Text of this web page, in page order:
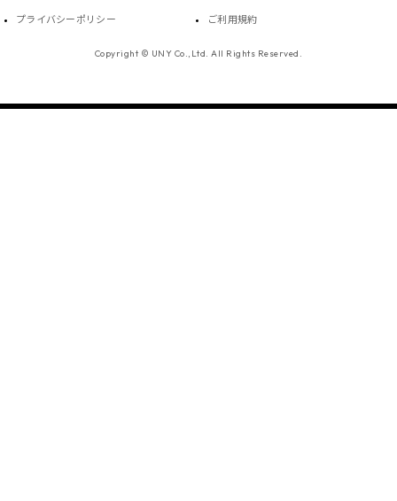
プライバシーポリシー ご利用規約
Copyright © UNY Co.,Ltd. All Rights Reserved.